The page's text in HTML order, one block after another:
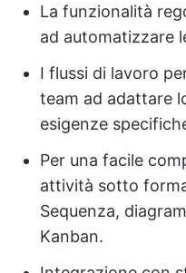
La funzionalità
ad automatizzare
I flussi di lavoro
team ad adattare
esigenze
Per una facile
attività sotto
Sequenza,
Kanban.